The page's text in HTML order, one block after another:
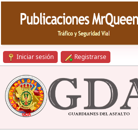
Iniciar sesión Registrarse